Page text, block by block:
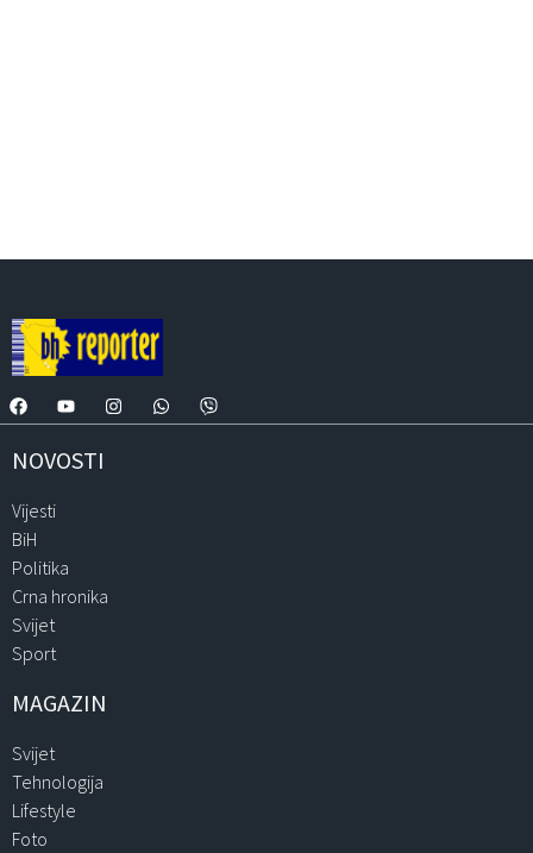
NOVOSTI
Vijesti
BiH
Politika
Crna hronika
Svijet
Sport
MAGAZIN
Svijet
Tehnologija
Lifestyle
Foto